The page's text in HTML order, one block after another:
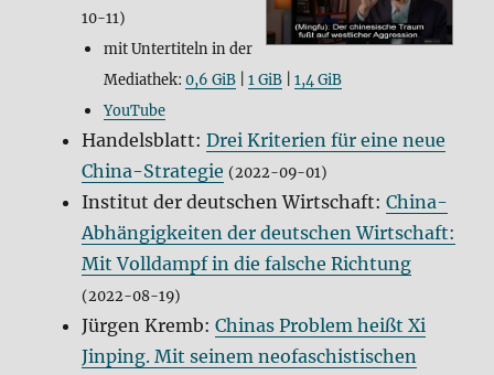
10-11)
mit Untertiteln in der
Mediathek:0,6 GiB |1 GiB |1,4 GiB
YouTube
Handelsblatt:Drei Kriterien für eine neue
China-Strategie (2022-09-01)
Institut der deutschen Wirtschaft:China-
Abhängigkeiten der deutschen Wirtschaft:
Mit Volldampf in die falsche Richtung
(2022-08-19)
Jürgen Kremb:Chinas Problem heißt Xi
Jinping. Mit seinem neofaschistischen